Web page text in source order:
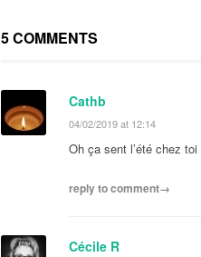
5 COMMENTS
Cathb
04/02/2019 at 12:14
Oh ça sent l’été chez toi
reply to comment→
Cécile R